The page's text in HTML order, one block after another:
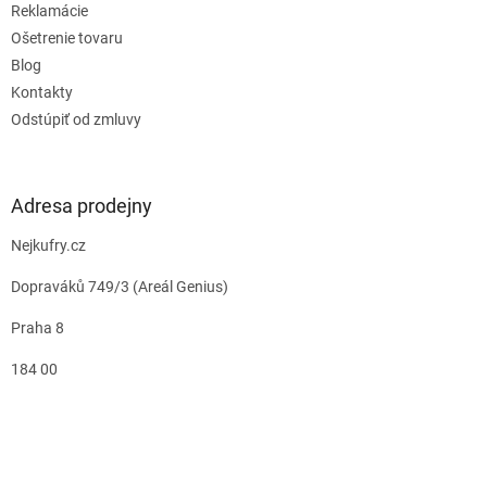
Reklamácie
Ošetrenie tovaru
Blog
Kontakty
Odstúpiť od zmluvy
Adresa prodejny
Nejkufry.cz
Dopraváků 749/3 (Areál Genius)
Praha 8
184 00